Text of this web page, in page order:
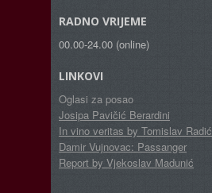
RADNO VRIJEME
00.00-24.00 (online)
LINKOVI
Oglasi za posao
Josipa Pavičić Berardini
In vino veritas by Tomislav Radić
Damir Vujnovac: Passanger
Report by Vjekoslav Madunić